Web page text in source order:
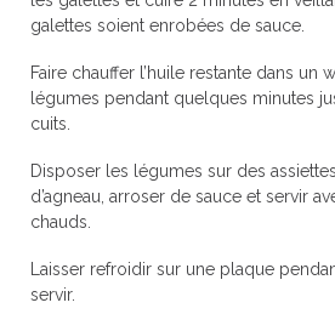
galettes soient enrobées de sauce.
Faire chauffer l’huile restante dans un
légumes pendant quelques minutes
cuits.
Disposer les légumes sur des
d’agneau, arroser de sauce et servir
chauds.
Laisser refroidir sur une plaque
servir.